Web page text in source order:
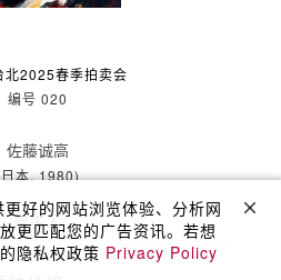
北2025春季拍卖会
编号 020
佐藤诚高
本, 1980)
贵夫人
好的网站浏览体验、分析网
更匹配您的广告资讯。若想
隐私权政策 Privacy Policy